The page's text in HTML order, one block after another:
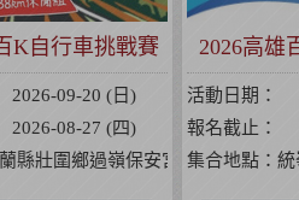
K自行車挑戰賽
認證系列賽事)
2026-09-20 (日)
2026-08-27 (四)
縣壯圍鄉過嶺保安宮【263宜蘭縣
2026高雄
(全球百
活動日期：
報名截止：
集合地點： 統